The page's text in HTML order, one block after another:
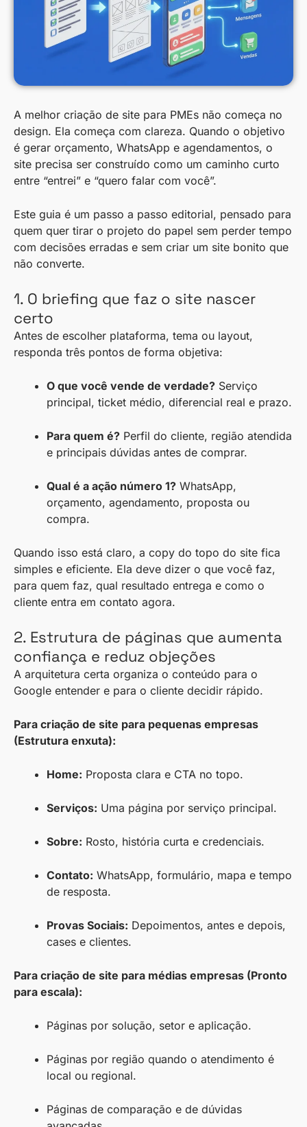
A melhor criação de site para PMEs não começa no
design. Ela começa com clareza. Quando o objetivo
é gerar orçamento, WhatsApp e agendamentos, o
site precisa ser construído como um caminho curto
entre “entrei” e “quero falar com você”.
Este guia é um passo a passo editorial, pensado para
quem quer tirar o projeto do papel sem perder tempo
com decisões erradas e sem criar um site bonito que
não converte.
1. O briefing que faz o site nascer
certo
Antes de escolher plataforma, tema ou layout,
responda três pontos de forma objetiva:
O que você vende de verdade? Serviço
principal, ticket médio, diferencial real e prazo.
Para quem é? Perfil do cliente, região atendida
e principais dúvidas antes de comprar.
Qual é a ação número 1? WhatsApp,
orçamento, agendamento, proposta ou
compra.
Quando isso está claro, a copy do topo do site fica
simples e eficiente. Ela deve dizer o que você faz,
para quem faz, qual resultado entrega e como o
cliente entra em contato agora.
2. Estrutura de páginas que aumenta
confiança e reduz objeções
A arquitetura certa organiza o conteúdo para o
Google entender e para o cliente decidir rápido.
Para criação de site para pequenas empresas
(Estrutura enxuta):
Home: Proposta clara e CTA no topo.
Serviços: Uma página por serviço principal.
Sobre: Rosto, história curta e credenciais.
Contato: WhatsApp, formulário, mapa e tempo
de resposta.
Provas Sociais: Depoimentos, antes e depois,
cases e clientes.
Para criação de site para médias empresas (Pronto
para escala):
Páginas por solução, setor e aplicação.
Páginas por região quando o atendimento é
local ou regional.
Páginas de comparação e de dúvidas